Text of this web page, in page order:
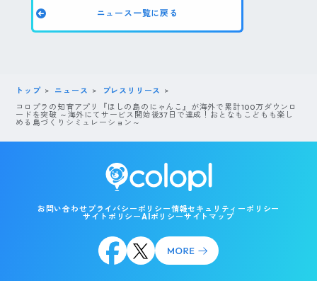
ニュース一覧に戻る
トップ ニュース
プレスリリース
コロプラの知育アプリ『ほしの島のにゃんこ』が海外で累計100万ダウンロ
ードを突破 ～海外にてサービス開始後37日で達成！おとなもこどもも楽し
める島づくりシミュレーション～
お問い合わせ プライバシーポリシー情報セキュリティーポリシー
サイトポリシーAIポリシーサイトマップ